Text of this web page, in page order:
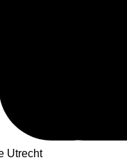
Utrecht